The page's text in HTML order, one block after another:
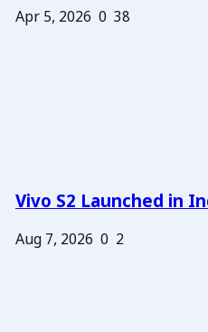
Apr 5, 2026 0 38
Vivo S2 Launched in
Aug 7, 2026 0 2